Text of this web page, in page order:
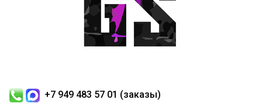
+7 949 483 57 01 (заказы)